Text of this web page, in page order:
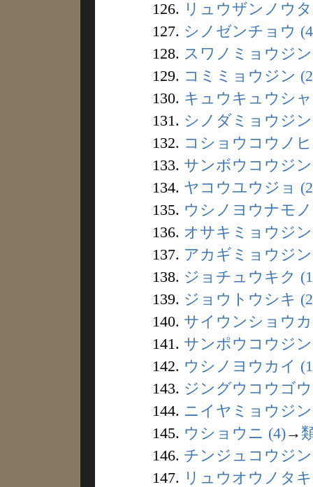
126. リュウザンノウ
127. シノゼンチョウ
128. スワノミョウジ
129. コミミョウジン
130. キュウキュウシ
131. シノダミョウジ
132. コショウコウノ
133. サンボウコウジ
134. ヤコウユウジョ
135. ウシノヨウナモ
136. オサキミョウジ
137. アカギミョウジ
138. ジョチュウキク
139. ジョウトウシキ
140. サイウンショウ
141. サンポウコウジン
142. ウシノヨウカイ
143. ジングウコウゴ
144. ニイヤミョウジ
145. ウショウニ (4)→
146. チンジュコウジ
147. リュウオウノタ